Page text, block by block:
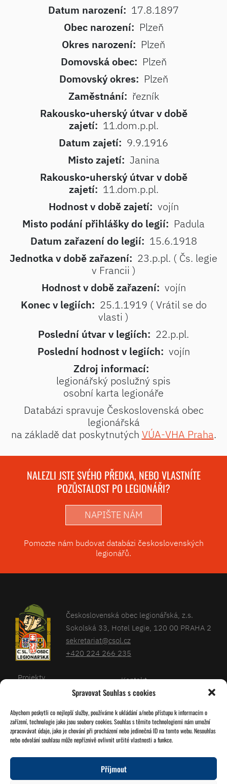
Spravovat Souhlas s cookies
Abychom poskytli co nejlepší služby, používáme k ukládání a/nebo přístupu k informacím o
zařízení, technologie jako jsou soubory cookies. Souhlas s těmito technologiemi nám umožní
zpracovávat údaje, jako je chování při procházení nebo jedinečná ID na tomto webu. Nesouhlas
nebo odvolání souhlasu může nepříznivě ovlivnit určité vlastnosti a funkce.
Příjmout
Datum narození: 17.8.1897
Obec narození: Plzeň
Okres narození: Plzeň
Domovská obec: Plzeň
Domovský okres: Plzeň
Zaměstnání: řezník
Rakousko-uherský útvar v době
zajetí: 11.dom.p.pl.
Datum zajetí: 9.9.1916
Misto zajetí: Janina
Rakousko-uherský útvar v době
zajetí: 11.dom.p.pl.
Hodnost v době zajetí: vojín
Misto podání přihlášky do legií: Padula
Datum zařazení do legií: 15.6.1918
Jednotka v době zařazení: 23.p.pl. ( Čs. legie
v Francii )
Hodnost v době zařazení: vojín
Konec v legiích: 25.1.1919 ( Vrátil se do
vlasti )
Poslední útvar v legiích: 22.p.pl.
Poslední hodnost v legiích: vojín
Zdroj informací:
legionářský poslužný spis
osobní karta legionáře
Databázi spravuje Československá obec
legionářská
na základě dat poskytnutých VÚA-VHA Praha.
NALEZLI JSTE SVÉHO PŘEDKA, NEBO VLASTNÍTE
POZŮSTALOST PO LEGIONÁŘI?
NAPIŠTE NÁM
Pomozte nám budovat databázi československých
legionářů.
Československá obec legionářská, z.s.
Sokolská 33, Hotel Legie, 120 00 PRAHA 2
sekretariat@csol.cz
+420 224 266 235
Sledujte nás!
Projekty
Kalendář
O nás
Kontakt
Databáze legionářů
Pro členy
Zásady cookies